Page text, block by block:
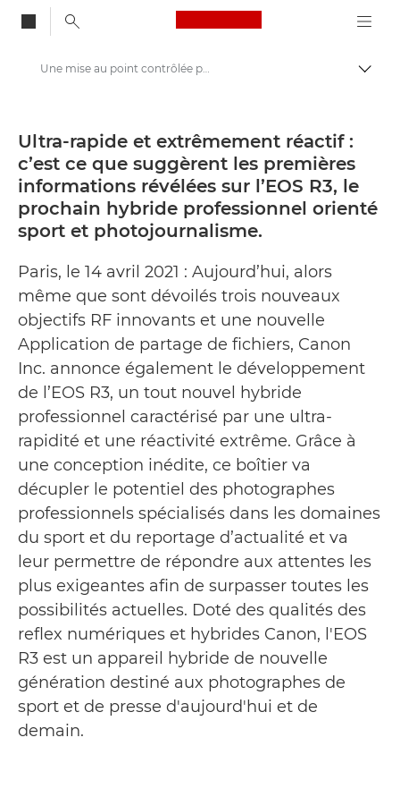
Canon Logo, back
Presse
Communiqués de presse - Centre de presse Canon
Une mise au point contrôlée par l’œil Le nouveau Canon EOS R3, une nouvelle référence en matière de rapidité, mais pas seulement - Centre de presse Canon
Ultra-rapide et extrêmement réactif :
c’est ce que suggèrent les premières
informations révélées sur l’EOS R3, le
prochain hybride professionnel orienté
sport et photojournalisme.
Paris, le 14 avril 2021 : Aujourd’hui, alors
même que sont dévoilés trois nouveaux
objectifs RF innovants et une nouvelle
Application de partage de fichiers, Canon
Inc. annonce également le développement
de l’EOS R3, un tout nouvel hybride
professionnel caractérisé par une ultra-
rapidité et une réactivité extrême. Grâce à
une conception inédite, ce boîtier va
décupler le potentiel des photographes
professionnels spécialisés dans les domaines
du sport et du reportage d’actualité et va
leur permettre de répondre aux attentes les
plus exigeantes afin de surpasser toutes les
possibilités actuelles. Doté des qualités des
reflex numériques et hybrides Canon, l'EOS
R3 est un appareil hybride de nouvelle
génération destiné aux photographes de
sport et de presse d'aujourd'hui et de
demain.